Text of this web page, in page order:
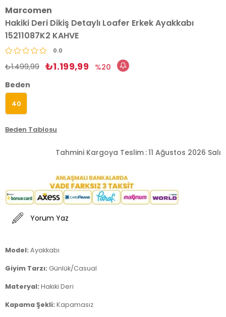
Marcomen
Hakiki Deri Dikiş Detaylı Loafer Erkek Ayakkabı
15211087K2 KAHVE
0.0
₺1.499,99 ₺1.199,99
20
Beden
40
Beden Tablosu
Tahmini Kargoya Teslim :11 Ağustos 2026 Salı
Yorum Yaz
Model: Ayakkabı
Giyim Tarzı: Günlük/Casual
Materyal: Hakiki Deri
Kapama Şekli: Kapamasız